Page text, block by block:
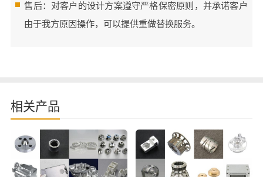
售后：对客户的设计方案遵守严格保密原则，并承诺客户
由于我方原因操作，可以提供重做替换服务。
相关产品